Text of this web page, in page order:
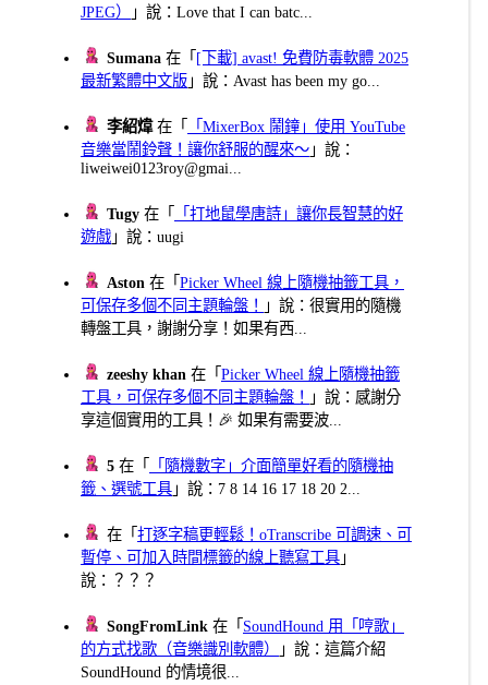
JPEG）
」說：Love that I can batc...
Sumana 在「 [下載] avast! 免費防毒軟體 2025
最新繁體中文版 」說：Avast has been my go...
李紹煒在「
「MixerBox 鬧鐘」使用 YouTube
音樂當鬧鈴聲！讓你舒服的醒來～ 」說：
liweiwei0123roy@gmai...
Tugy 在「
「打地鼠學唐詩」讓你長智慧的好
遊戲 」說：uugi
Aston 在「Picker Wheel 線上隨機抽籤工具，
可保存多個不同主題輪盤！
」說：很實用的隨機
轉盤工具，謝謝分享！如果有西...
zeeshy khan 在「Picker Wheel 線上隨機抽籤
工具，可保存多個不同主題輪盤！
」說：感謝分
享這個實用的工具！🎉 如果有需要波...
5 在「
「隨機數字」介面簡單好看的隨機抽
籤、選號工具 」說：7 8 14 16 17 18 20 2...
在「打逐字稿更輕鬆！oTranscribe 可調速、可
暫停、可加入時間標籤的線上聽寫工具 」
說：？？？
SongFromLink 在「 SoundHound 用「哼歌」
的方式找歌（音樂識別軟體）
」說：這篇介紹
SoundHound 的情境很...